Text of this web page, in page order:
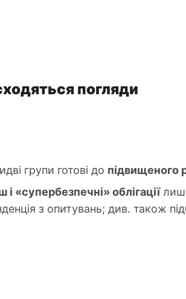
погляди
групи готові до підвищеного
і «супербезпечні» облігації
з опитувань; див. також